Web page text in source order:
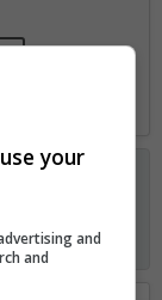
Space e
aqui.
your
and
and